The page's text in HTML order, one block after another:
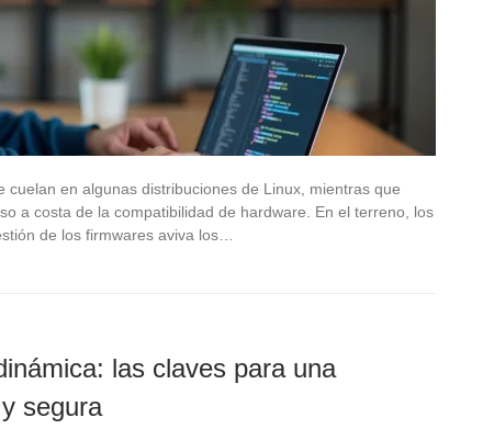
en algunas distribuciones de Linux, mientras que
a costa de la compatibilidad de hardware. En el terreno, los
de los firmwares aviva los…
las claves para una
segura